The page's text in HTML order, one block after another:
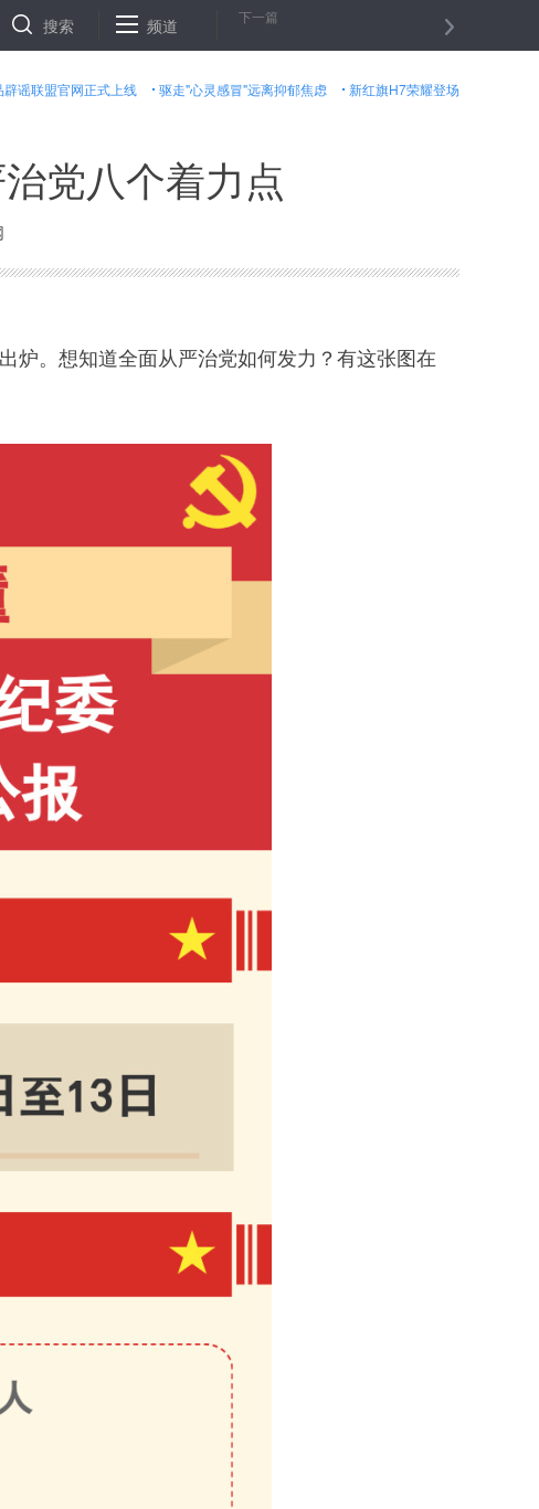
势而上 夺取全面从严治党更大胜利——与会代表谈落实习近平总书记重要讲话
搜索 频道 下一篇
辟谣联盟官网正式上线 驱走"心灵感冒"远离抑郁焦虑 新红旗H7荣耀登场
党八个着力点
。想知道全面从严治党如何发力？有这张图在